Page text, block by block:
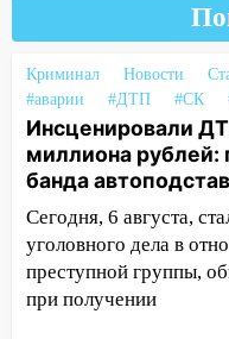
20:22
жительницу
19:14
Житель
подвез троих
заработал
18:14
Прогноз
Ульяновской
18:00
экстрим: в
Криминал Новости
#аварии
#ДТП #СК
Инсценировали
миллиона рублей:
банда
Сегодня, 6 августа,
уголовного дела в
преступной группы,
при получении